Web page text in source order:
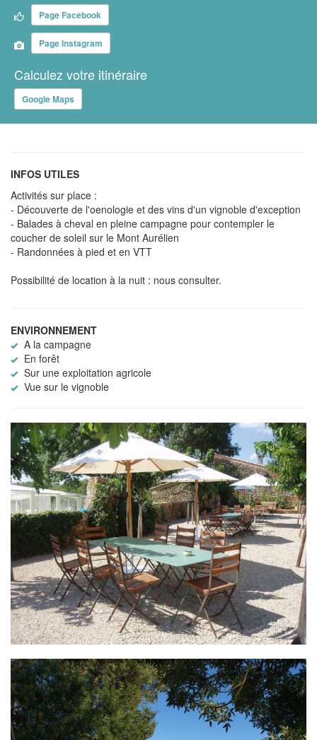
Page Facebook
Page Instagram
Calculez votre itinéraire
Google Maps
INFOS UTILES
Activités sur place :
- Découverte de l'oenologie et des vins d'un vignoble d'exception
- Balades à cheval en pleine campagne pour contempler le
coucher de soleil sur le Mont Aurélien
- Randonnées à pied et en VTT
Possibilité de location à la nuit : nous consulter.
ENVIRONNEMENT
A la campagne
En forêt
Sur une exploitation agricole
Vue sur le vignoble